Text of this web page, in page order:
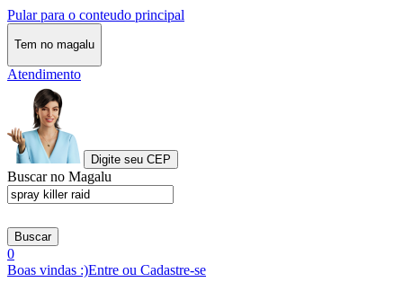
Pular para o conteudo principal
Tem no magalu
Atendimento
Digite seu CEP
Buscar no Magalu
Buscar
0
Boas vindas :)Entre ou Cadastre-se